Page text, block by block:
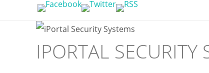
IPORTAL SECURITY